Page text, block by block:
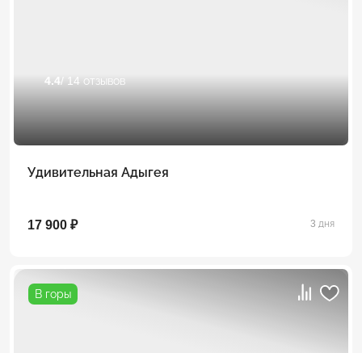
4.4/ 14 отзывов
Удивительная Адыгея
17 900 ₽ 3 дня
В горы